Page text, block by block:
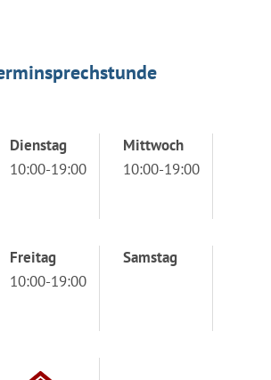
Dienstag
10:00-19:00
Mittwoch
10:00-19:00
Freitag
10:00-19:00
Samstag